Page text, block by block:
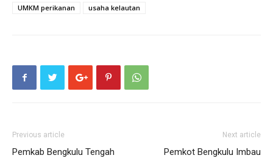
UMKM perikanan usaha kelautan
Previous article
Pemkab Bengkulu Tengah
Next article
Pemkot Bengkulu Imbau